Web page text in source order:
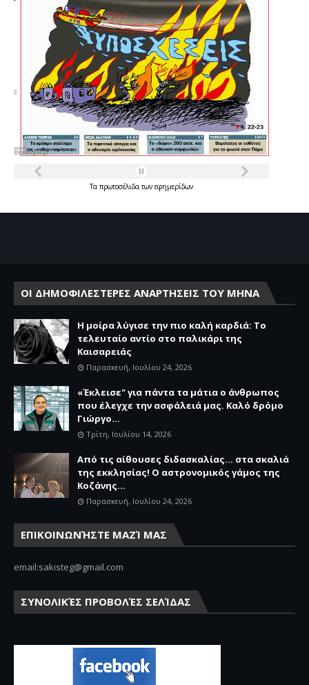
Τα πρωτοσέλιδατων εφημερίδων
ΟΙ ΔΗΜΟΦΙΛΕΣΤΕΡΕΣ ΑΝΑΡΤΗΣΕΙΣ ΤΟΥ ΜΗΝΑ
Η μοίρα λύγισε την πιο καλή καρδιά: Το
τελευταίο αντίο στο παλικάρι της
Καισαρειάς
Παρασκευή, Ιουλίου 24, 2026
«Έκλεισε" για πάντα τα μάτια ο άνθρωπος
που έλεγχε την ασφάλειά μας. Καλό δρόμο
Γιώργο...
Τρίτη, Ιουλίου 14, 2026
Από τις αίθουσες διδασκαλίας… στα σκαλιά
της εκκλησίας! Ο αστρονομικός γάμος της
Κοζάνης...
Παρασκευή, Ιουλίου 24, 2026
ΕΠΙΚΟΙΝΩΝΉΣΤΕ ΜΑΖΊ ΜΑΣ
email:sakisteg@gmail.com
ΣΥΝΟΛΙΚΈΣ ΠΡΟΒΟΛΈΣ ΣΕΛΊΔΑΣ